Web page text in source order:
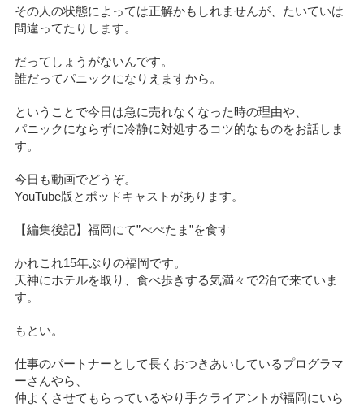
その人の状態によっては正解かもしれませんが、たいていは
間違ってたりします。
だってしょうがないんです。
誰だってパニックになりえますから。
ということで今日は急に売れなくなった時の理由や、
パニックにならずに冷静に対処するコツ的なものをお話しま
す。
今日も動画でどうぞ。
YouTube版とポッドキャストがあります。
【編集後記】福岡にて”ぺぺたま”を食す
かれこれ15年ぶりの福岡です。
天神にホテルを取り、食べ歩きする気満々で2泊で来ていま
す。
もとい。
仕事のパートナーとして長くおつきあいしているプログラマ
ーさんやら、
仲よくさせてもらっているやり手クライアントが福岡にいら